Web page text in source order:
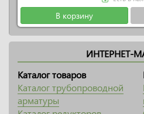
В корзину
ИНТЕРНЕТ-
Каталог товаров
Каталог трубопроводной
арматуры